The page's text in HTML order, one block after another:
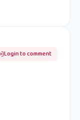
Login to comment